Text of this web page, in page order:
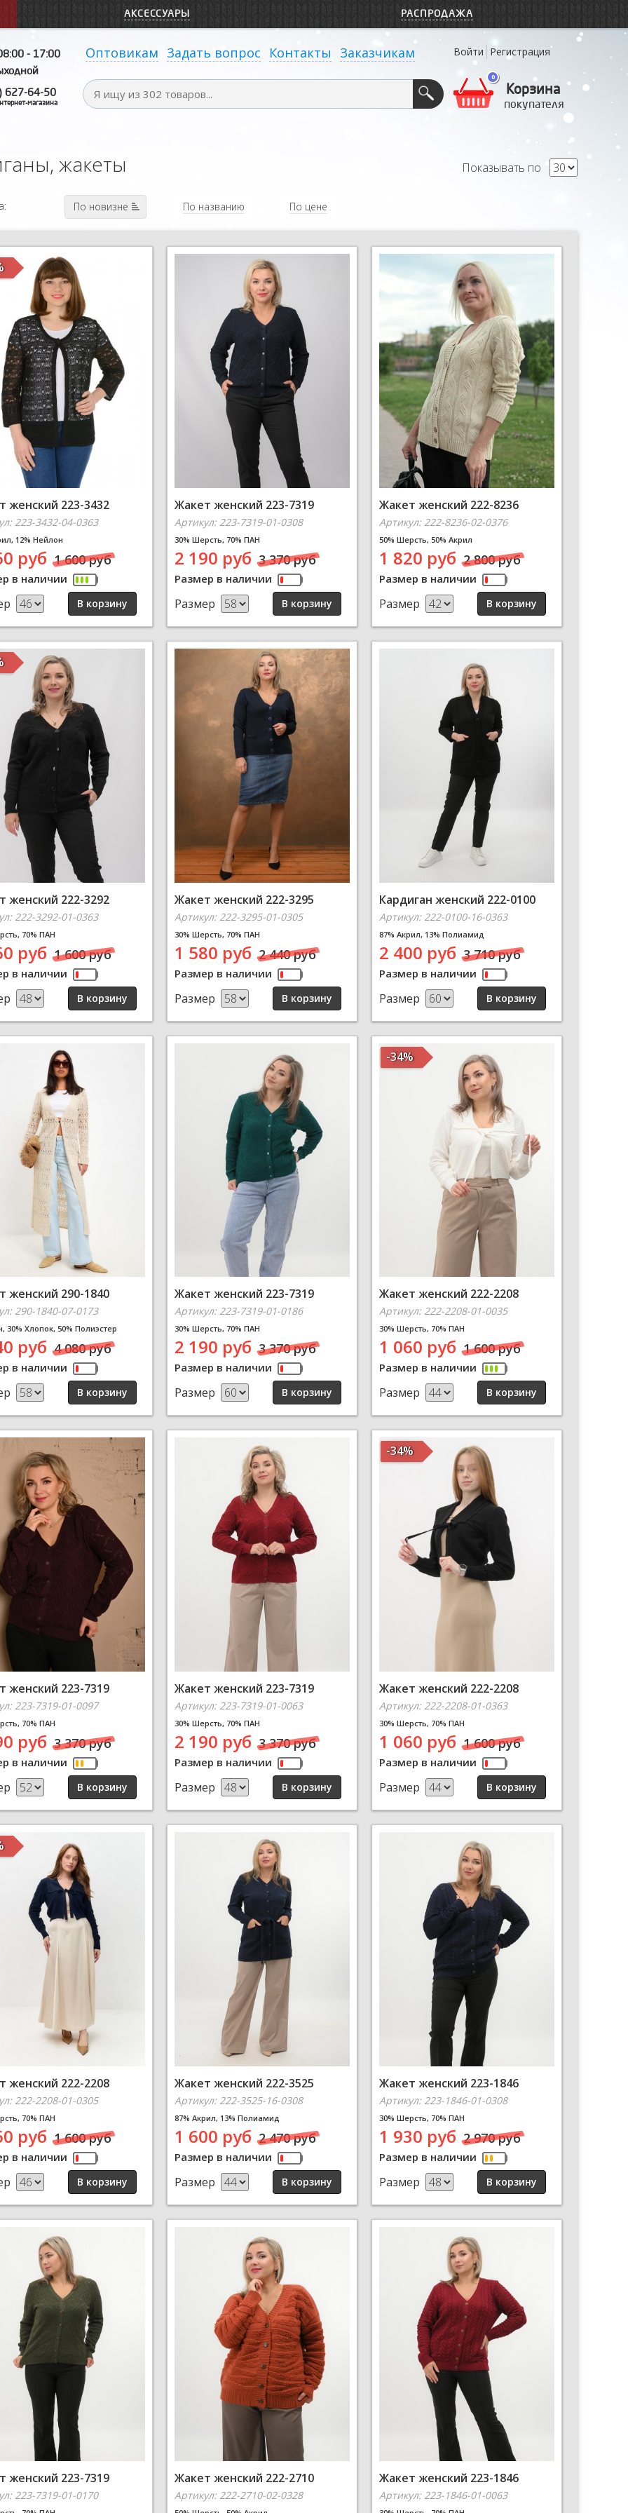
АКСЕССУАРЫ РАСПРОДАЖА
- 17:00
627-64-50
магазина
Оптовикам Задать вопрос Контакты Заказчикам Войти Регистрация
0
Корзина
покупателя
жакеты Показывать по
По новизне По названию По цене
женский 223-3432
223-3432-04-0363
12% Нейлон
руб 1 600 руб
в наличии
Жакет женский 223-7319
Артикул: 223-7319-01-0308
30% Шерсть, 70% ПАН
2 190 руб 3 370 руб
Размер в наличии
Размер
Жакет женский 222-8236
Артикул: 222-8236-02-0376
50% Шерсть, 50% Акрил
1 820 руб 2 800 руб
Размер в наличии
Размер
женский 222-3292
222-3292-01-0363
70% ПАН
руб 1 600 руб
в наличии
Жакет женский 222-3295
Артикул: 222-3295-01-0305
30% Шерсть, 70% ПАН
1 580 руб 2 440 руб
Размер в наличии
Размер
Кардиган женский 222-0100
Артикул: 222-0100-16-0363
87% Акрил, 13% Полиамид
2 400 руб 3 710 руб
Размер в наличии
Размер
женский 290-1840
290-1840-07-0173
30% Хлопок, 50% Полиэстер
руб 4 080 руб
в наличии
Жакет женский 223-7319
Артикул: 223-7319-01-0186
30% Шерсть, 70% ПАН
2 190 руб 3 370 руб
Размер в наличии
Размер
-34%
Жакет женский 222-2208
Артикул: 222-2208-01-0035
30% Шерсть, 70% ПАН
1 060 руб 1 600 руб
Размер в наличии
Размер
женский 223-7319
223-7319-01-0097
70% ПАН
руб 3 370 руб
в наличии
Жакет женский 223-7319
Артикул: 223-7319-01-0063
30% Шерсть, 70% ПАН
2 190 руб 3 370 руб
Размер в наличии
Размер
-34%
Жакет женский 222-2208
Артикул: 222-2208-01-0363
30% Шерсть, 70% ПАН
1 060 руб 1 600 руб
Размер в наличии
Размер
женский 222-2208
222-2208-01-0305
70% ПАН
руб 1 600 руб
в наличии
Жакет женский 222-3525
Артикул: 222-3525-16-0308
87% Акрил, 13% Полиамид
1 600 руб 2 470 руб
Размер в наличии
Размер
Жакет женский 223-1846
Артикул: 223-1846-01-0308
30% Шерсть, 70% ПАН
1 930 руб 2 970 руб
Размер в наличии
Размер
женский 223-7319
223-7319-01-0170
Жакет женский 222-2710
Артикул: 222-2710-02-0328
Жакет женский 223-1846
Артикул: 223-1846-01-0063